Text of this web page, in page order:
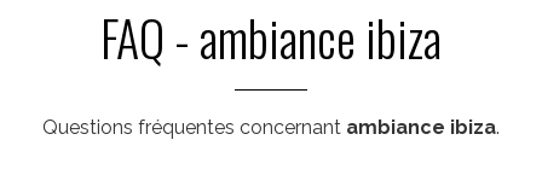
FAQ - ambiance ibiza
Questions fréquentes concernant ambiance ibiza.